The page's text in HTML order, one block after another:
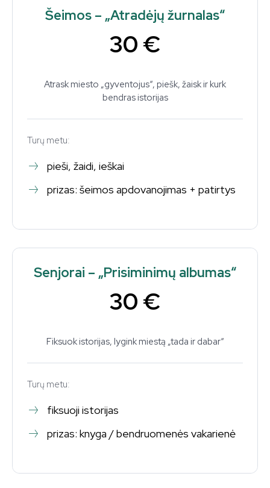
Šeimos – „Atradėjų žurnalas“
30 €
Atrask miesto „gyventojus“, piešk, žaisk ir kurk
bendras istorijas
Turų metu:
pieši, žaidi, ieškai
prizas: šeimos apdovanojimas + patirtys
Senjorai – „Prisiminimų albumas“
30 €
Fiksuok istorijas, lygink miestą „tada ir dabar“
Turų metu:
fiksuoji istorijas
prizas: knyga / bendruomenės vakarienė